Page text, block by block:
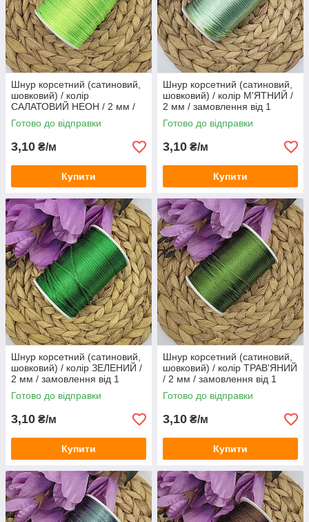
Шнур корсетний (сатиновий,
шовковий) / колір
САЛАТОВИЙ НЕОН / 2 мм /
замовлення від 1 метра
Готово до відправки
3,10 ₴/м
Купити
Шнур корсетний (сатиновий,
шовковий) / колір М'ЯТНИЙ /
2 мм / замовлення від 1
метра
Готово до відправки
3,10 ₴/м
Купити
Шнур корсетний (сатиновий,
шовковий) / колір ЗЕЛЕНИЙ /
2 мм / замовлення від 1
метра
Готово до відправки
3,10 ₴/м
Купити
Шнур корсетний (сатиновий,
шовковий) / колір ТРАВ'ЯНИЙ
/ 2 мм / замовлення від 1
метра
Готово до відправки
3,10 ₴/м
Купити